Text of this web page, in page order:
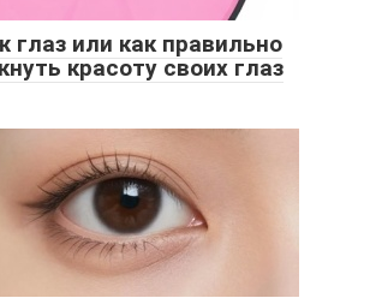
глаз или как правильно
красоту своих глаз